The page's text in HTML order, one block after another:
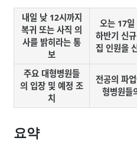
내일 낮 12시까지
복귀 또는 사직 의
사를 밝히라는 통
보
오는 17일
하반기 신
집 인원을
주요 대형병원들
의 입장 및 예정 조
치
전공의 파
형병원들
요약